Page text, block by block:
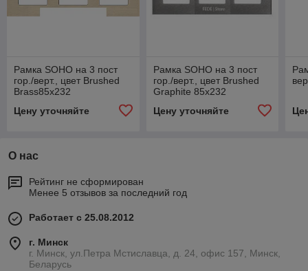
Рамка SOHO на 3 пост
гор./верт., цвет Brushed
Brass85х232
Цену уточняйте
Рамка SOHO на 3 пост
гор./верт., цвет Brushed
Graphite 85х232
Цену уточняйте
О нас
Рейтинг не сформирован
Менее 5 отзывов за последний год
Работает с 25.08.2012
г. Минск
г. Минск, ул.Петра Мстиславца, д. 24, офис 157, Минск,
Беларусь